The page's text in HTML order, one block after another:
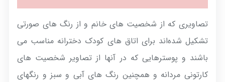
تصاویری که از شخصیت های خانم و از رنگ های صورتی
تشکیل شده‌اند برای اتاق های کودک دخترانه مناسب می
باشند و پوسترهایی که در آنها از تصاویر شخصیت های
کارتونی مردانه و همچنین رنگ های آبی و سبز و رنگهای